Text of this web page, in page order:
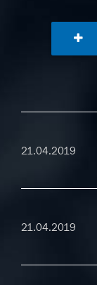
21.04.2019
21.04.2019